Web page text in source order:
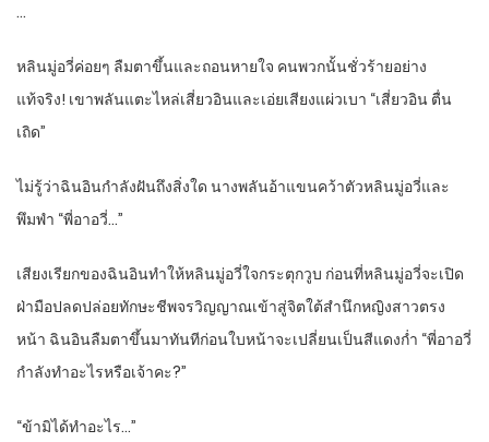
…
หลินมู่อวี่ค่อยๆ ลืมตาขึ้นและถอนหายใจ คนพวกนั้นชั่วร้ายอย่าง
แท้จริง! เขาพลันแตะไหล่เสี่ยวอินและเอ่ยเสียงแผ่วเบา “เสี่ยวอิน ตื่น
เถิด”
ไม่รู้ว่าฉินอินกำลังฝันถึงสิ่งใด นางพลันอ้าแขนคว้าตัวหลินมู่อวี่และ
พึมพำ “พี่อาอวี่…”
เสียงเรียกของฉินอินทำให้หลินมู่อวี่ใจกระตุกวูบ ก่อนที่หลินมู่อวี่จะเปิด
ฝ่ามือปลดปล่อยทักษะชีพจรวิญญาณเข้าสู่จิตใต้สำนึกหญิงสาวตรง
หน้า ฉินอินลืมตาขึ้นมาทันทีก่อนใบหน้าจะเปลี่ยนเป็นสีแดงก่ำ “พี่อาอวี่
กำลังทำอะไรหรือเจ้าคะ?”
“ข้ามิได้ทำอะไร…”